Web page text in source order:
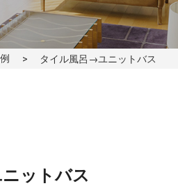
タイル風呂→ユニットバス
ットバス